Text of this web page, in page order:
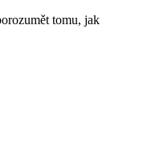
tomu, jak